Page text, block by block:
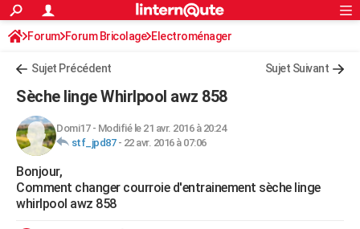
ACTUALITÉS
Politique
Société
Faits Divers
Education
Monde
Villes
+
FINANCE
Retraite
Impôts
Epargne
Immobilier
Risques naturels par ville
Banque
Assurance
Crédit
AUTO
Essais
Réserver un essai
Citadines
Berlines
SUV
Forum auto
+HIGH-TECH
Mobiles
Meilleur smartphone
Internet
Ordinateurs
Jeux vidéo
Guide high-tech
+
S'inscrire
Connexion
Forum Forum Bricolage Electroménager
Sujet Précédent Sujet Suivant
Sèche linge Whirlpool awz 858
Domi17- Modifié le 21 avr. 2016 à 20:24
stf_jpd87- 22 avr. 2016 à 07:06
Bonjour,
Comment changer courroie d'entrainement sèche linge
whirlpool awz 858